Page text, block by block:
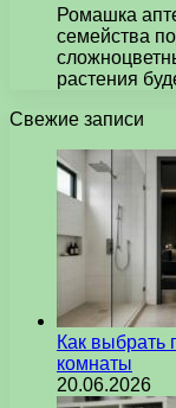
Ромашка
семейства
растения
Свежие записи
Как выбрать
комнаты
20.06.2026